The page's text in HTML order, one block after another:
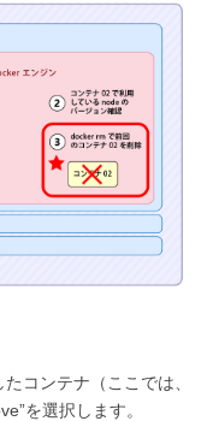
コンテナ（ここでは、
を選択します。